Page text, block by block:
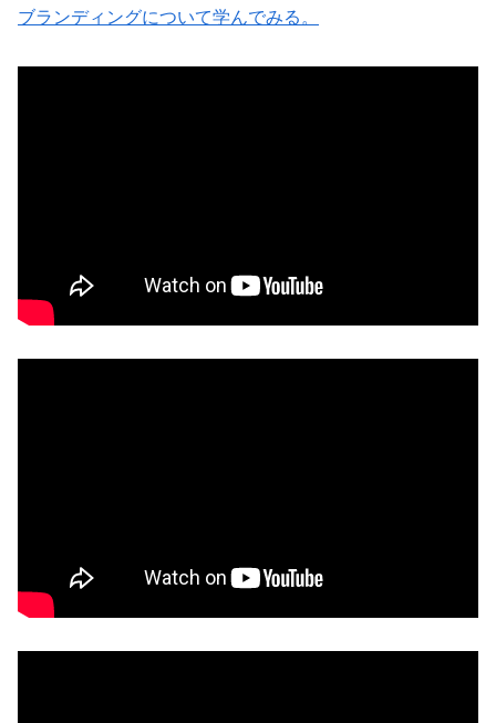
ブランディングについて学んでみる。